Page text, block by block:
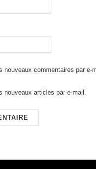
nouveaux commentaires par e-
nouveaux articles par e-mail.